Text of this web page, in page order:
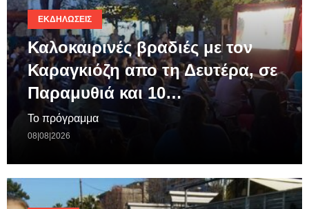
ΕΚΔΗΛΏΣΕΙΣ
Καλοκαιρινές βραδιές με τον
Καραγκιόζη απο τη Δευτέρα, σε
Παραμυθιά και 10…
Το πρόγραμμα
08|08|2026